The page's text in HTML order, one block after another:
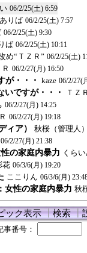
06/2/25(土) 6:59
りば 06/2/25(土) 7:57
06/2/25(土) 9:30
ば 06/2/25(土) 10:11
め“ＴＺＲ” 06/2/25(土)
06/2/27(月) 16:50
が・・・ kaze 06/2/27(
いですが・・・ ＴＺ
06/2/27(月) 14:25
06/2/27(月) 19:18
ィア） 秋桜（管理人
06/2/27(月) 21:38
の家庭内暴力 くら
花 06/3/6(月) 19:20
ここりん 06/3/6(月)
女性の家庭内暴力 秋
ック表示┃検索┃
事番号：